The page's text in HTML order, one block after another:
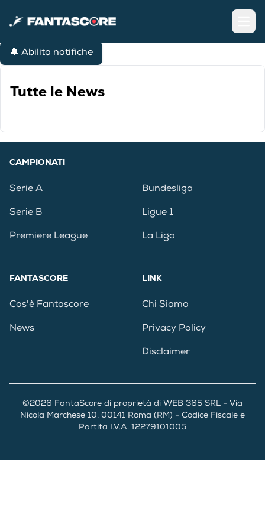
🔔 Abilita notifiche
Tutte le News
CAMPIONATI
Serie A
Serie B
Premiere League
Bundesliga
Ligue 1
La Liga
FANTASCORE
Cos'è Fantascore
News
LINK
Chi Siamo
Privacy Policy
Disclaimer
©2026 FantaScore di proprietà di WEB 365 SRL - Via
Nicola Marchese 10, 00141 Roma (RM) - Codice Fiscale e
Partita I.V.A. 12279101005